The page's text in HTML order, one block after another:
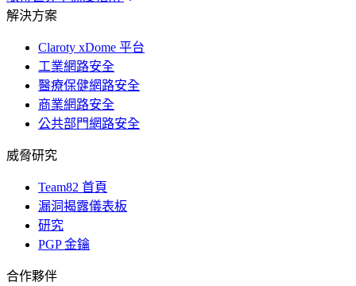
解決方案
Claroty xDome 平台
工業網路安全
醫療保健網路安全
商業網路安全
公共部門網路安全
威脅研究
Team82 首頁
漏洞揭露儀表板
研究
PGP 金鑰
合作夥伴